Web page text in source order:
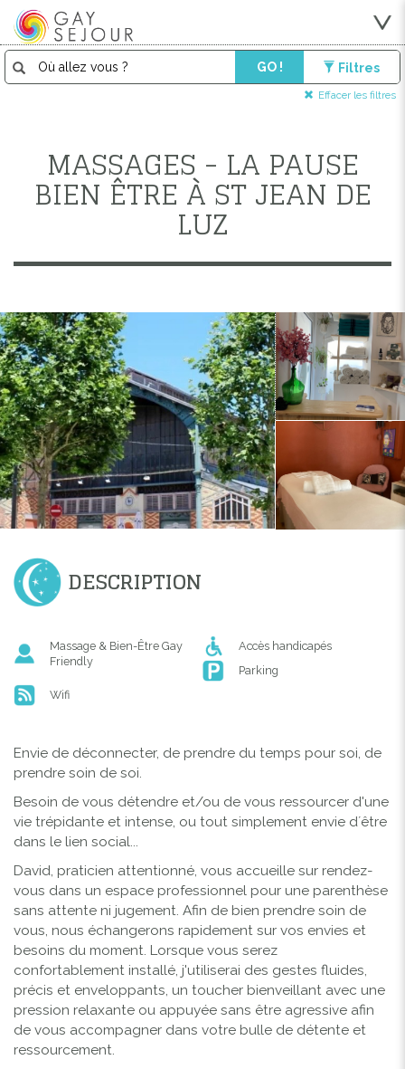
GO ! Filtres
Effacer les filtres
MASSAGES - LA PAUSE
BIEN ÊTRE À ST JEAN DE
LUZ
DESCRIPTION
Massage & Bien-Être Gay
Friendly
Accès handicapés
Parking
Wifi
Envie de déconnecter, de prendre du temps pour soi, de
prendre soin de soi.
Besoin de vous détendre et/ou de vous ressourcer d'une
vie trépidante et intense, ou tout simplement envie d´être
dans le lien social...
David, praticien attentionné, vous accueille sur rendez-
vous dans un espace professionnel pour une parenthèse
sans attente ni jugement. Afin de bien prendre soin de
vous, nous échangerons rapidement sur vos envies et
besoins du moment. Lorsque vous serez
confortablement installé, j'utiliserai des gestes fluides,
précis et enveloppants, un toucher bienveillant avec une
pression relaxante ou appuyée sans être agressive afin
de vous accompagner dans votre bulle de détente et
ressourcement.